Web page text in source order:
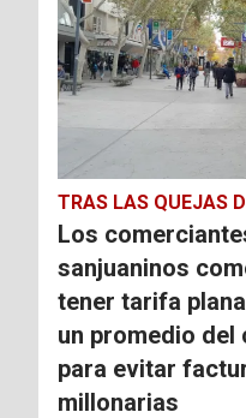
TRAS LAS QUEJAS
Los
sanjuaninos
tener tarifa
un promedio del
para evitar
millonarias